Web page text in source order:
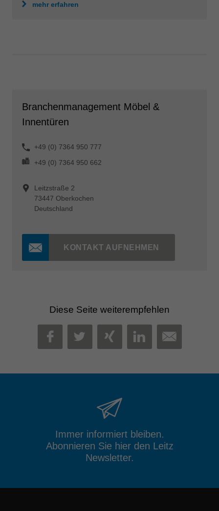
mehr erfahren
Branchenmanagement Möbel &
Innentüren
+49 (0) 7364 950 777
+49 (0) 7364 950 662
Leitzstraße 2
73447 Oberkochen
Deutschland
KONTAKT AUFNEHMEN
Diese Seite weiterempfehlen
FACEBOOK
TWITTER
XINGLINKEDIN
MAIL
Immer informiert bleiben.
Abonnieren Sie hier den Leitz
Newsletter.